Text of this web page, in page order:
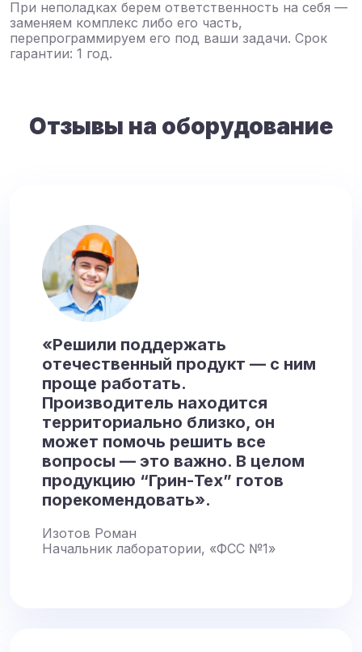
При неполадках берем ответственность на себя —
заменяем комплекс либо его часть,
перепрограммируем его под ваши задачи. Срок
гарантии: 1 год.
Отзывы на оборудование
«Решили поддержать
отечественный продукт — с ним
проще работать.
Производитель находится
территориально близко, он
может помочь решить все
вопросы — это важно. В целом
продукцию “Грин-Тех” готов
порекомендовать».
Изотов Роман
Начальник лаборатории, «ФСС №1»